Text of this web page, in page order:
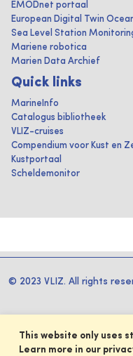
EMODnet portaal
European Digital Twin
Sea Level Station
Mariene robotica
Marien Data Archief
Quick links
MarineInfo
Catalogus bibliotheek
VLIZ-cruises
Compendium voor Kust en
Kustportaal
Scheldemonitor
© 2023 VLIZ. All rights
This website only uses
Learn more in our